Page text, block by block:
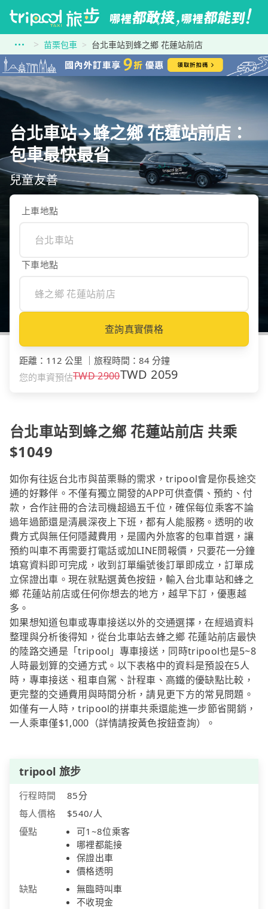
苗栗包車 台北車站到蜂之鄉 花蓮站前店
台北車站→蜂之鄉 花蓮站前店：
包車最快最省
兒童友善
上車地點
下車地點
查詢真實價格
距離 ： 112 公里 旅程時間 ： 84 分鐘
您的車資預估TWD2900TWD 2059
台北車站到蜂之鄉 花蓮站前店 共乘
$1049
如你有往返台北市與苗栗縣的需求，tripool會是你長途交
通的好夥伴。不僅有獨立開發的APP可供查價、預約、付
款，合作註冊的合法司機超過五千位，確保每位乘客不論
過年過節還是清晨深夜上下班，都有人能服務。透明的收
費方式與無任何隱藏費用，是國內外旅客的包車首選，讓
預約叫車不再需要打電話或加LINE問報價，只要花一分鐘
填寫資料即可完成，收到訂單編號後訂單即成立，訂單成
立保證出車。現在就點選黃色按鈕，輸入台北車站和蜂之
鄉 花蓮站前店或任何你想去的地方，越早下訂，優惠越
多。
如果想知道包車或專車接送以外的交通選擇，在經過資料
整理與分析後得知，從台北車站去蜂之鄉 花蓮站前店最快
的陸路交通是「tripool」專車接送，同時tripool也是5~8
人時最划算的交通方式。以下表格中的資料是預設在5人
時，專車接送、租車自駕、計程車、高鐵的優缺點比較，
更完整的交通費用與時間分析，請見更下方的常見問題。
如僅有一人時，tripool的拼車共乘還能進一步節省開銷，
一人乘車僅$1,000（詳情請按黃色按鈕查詢）。
tripool 旅步
行程時間
85分
每人價格
$540/人
優點
可1~8位乘客
哪裡都能接
保證出車
價格透明
缺點
無臨時叫車
不收現金